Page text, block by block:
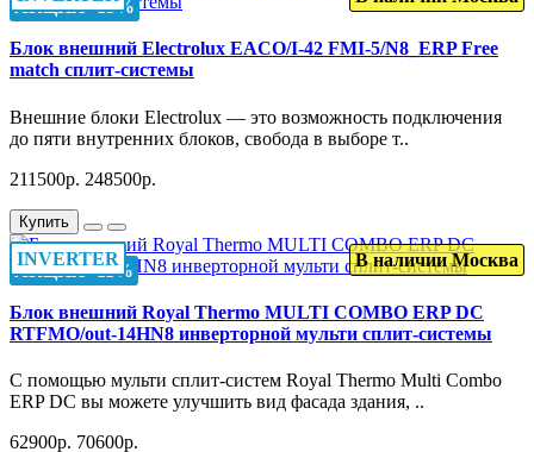
АКЦИЯ -15%
Блок внешний Electrolux EACO/I-42 FMI-5/N8_ERP Free
match сплит-системы
Внешние блоки Electrolux — это возможность подключения
до пяти внутренних блоков, свобода в выборе т..
211500р. 248500р.
Купить
АКЦИЯ -11%
INVERTER В наличии Москва
Блок внешний Royal Thermo MULTI COMBO ERP DC
RTFMO/out-14HN8 инверторной мульти сплит-системы
C помощью мульти сплит-систем Royal Thermo Multi Combo
ERP DC вы можете улучшить вид фасада здания, ..
62900р. 70600р.